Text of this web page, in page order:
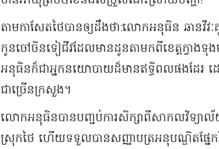
តាមកាសែតថៃបានឲ្យដឹងថា:លោកអនុធិន ឆានវី
កូនចៅចិនទៀជីវដែលមានដូនតាមកពីខេត្តក្វា
អនុធិនក៏ជាអ្នកនយោបាយដ៏មានឥទ្ធិពលផងដែរ ដ
ជាច្រើនក្រសួង។
លោកអនុធិនបានបញ្ចប់ការសិក្សាពីសាកលវិទ្យា
ស្រុកថៃ ហើយទទួលបានសញ្ញាបត្រ​អនុបណ្ឌិតផ្ន